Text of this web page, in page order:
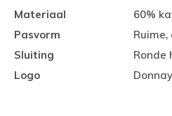
Materiaal
60%
Pasvorm
Sluiting
Ronde
Logo